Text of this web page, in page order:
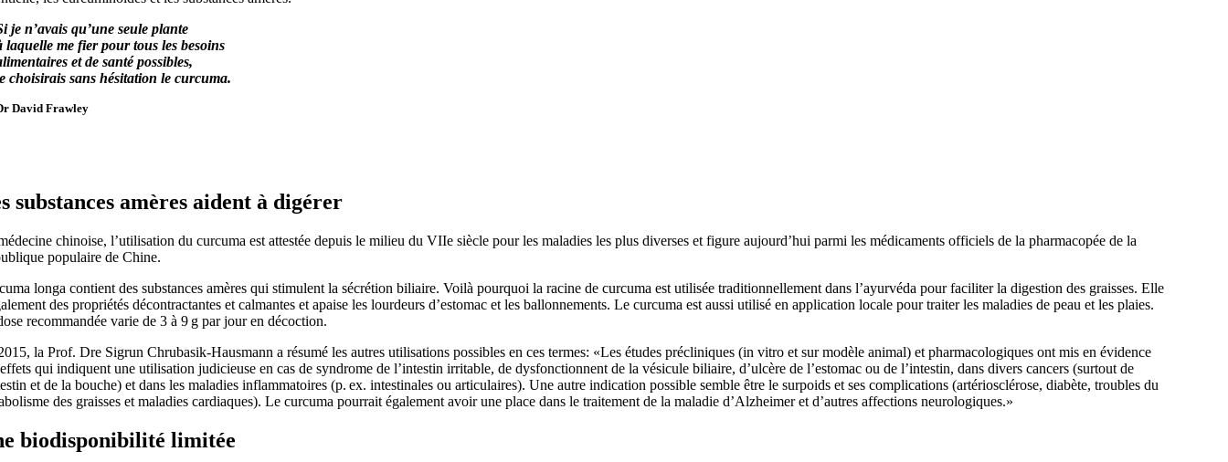
je n’avais qu’une seule plante
laquelle me fier pour tous les besoins
et de santé possibles,
choisirais sans hésitation le curcuma.
David Frawley
substances amères aident à digérer
chinoise, l’utilisation du curcuma est attestée depuis le milieu du VIIe siècle pour les maladies les plus diverses et figure aujourd’hui parmi les médicaments officiels de la pharmacopée de la
populaire de Chine.
longa contient des substances amères qui stimulent la sécrétion biliaire. Voilà pourquoi la racine de curcuma est utilisée traditionnellement dans l’ayurvéda pour faciliter la digestion des graisses. Elle
des propriétés décontractantes et calmantes et apaise les lourdeurs d’estomac et les ballonnements. Le curcuma est aussi utilisé en application locale pour traiter les maladies de peau et les plaies.
recommandée varie de 3 à 9 g par jour en décoction.
la Prof. Dre Sigrun Chrubasik-Hausmann a résumé les autres utilisations possibles en ces termes: «Les études précliniques (in vitro et sur modèle animal) et pharmacologiques ont mis en évidence
qui indiquent une utilisation judicieuse en cas de syndrome de l’intestin irritable, de dysfonctionnent de la vésicule biliaire, d’ulcère de l’estomac ou de l’intestin, dans divers cancers (surtout de
et de la bouche) et dans les maladies inflammatoires (p. ex. intestinales ou articulaires). Une autre indication possible semble être le surpoids et ses complications (artériosclérose, diabète, troubles du
des graisses et maladies cardiaques). Le curcuma pourrait également avoir une place dans le traitement de la maladie d’Alzheimer et d’autres affections neurologiques.»
biodisponibilité limitée